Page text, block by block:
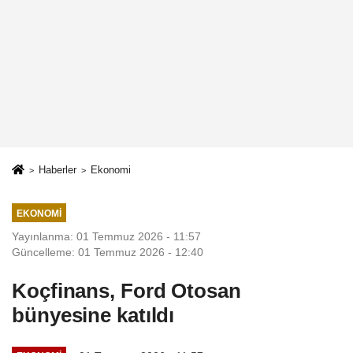
Haberler Ekonomi
EKONOMI
Yayınlanma: 01 Temmuz 2026 - 11:57
Güncelleme: 01 Temmuz 2026 - 12:40
Koçfinans, Ford Otosan
bünyesine katıldı